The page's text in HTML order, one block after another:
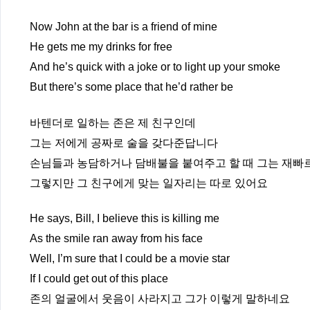
Now John at the bar is a friend of mine
He gets me my drinks for free
And he’s quick with a joke or to light up your smoke
But there’s some place that he’d rather be
바텐더로 일하는 존은 제 친구인데
그는 저에게 공짜로 술을 갖다준답니다
손님들과 농담하거나 담배불을 붙여주고 할 때 그는 재빠
그렇지만 그 친구에게 맞는 일자리는 따로 있어요
He says, Bill, I believe this is killing me
As the smile ran away from his face
Well, I’m sure that I could be a movie star
If I could get out of this place
존의 얼굴에서 웃음이 사라지고 그가 이렇게 말하네요